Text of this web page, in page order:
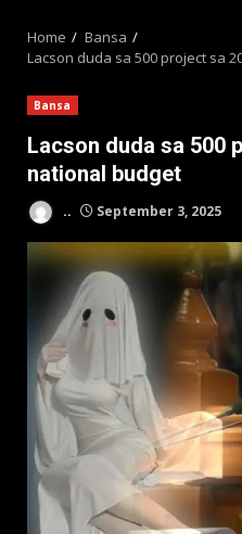
Home
Bansa
Lacson duda sa 500 project sa
Bansa
Lacson duda sa 500
national budget
.. September 3, 2025